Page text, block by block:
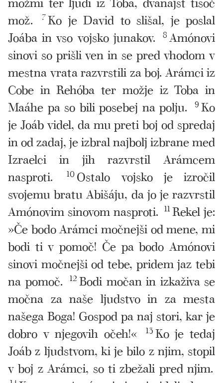
mož.
7Ko je David to slišal, je poslal
Joába in vso vojsko junakov.
8 Amónovi
sinovi so prišli ven in se pred vhodom v
mestna vrata razvrstili za boj. Arámci iz
Cobe in Rehóba ter možje iz Toba in
Maáhe pa so bili posebej na polju.
9 Ko
je Joáb videl, da mu preti boj od spredaj
in od zadaj, je izbral najbolj izbrane med
Izraelci in jih razvrstil Arámcem
nasproti.
10 Ostalo vojsko je izročil
svojemu bratu Abišáju, da jo je razvrstil
Amónovim sinovom nasproti. 11 Rekel je:
»Če bodo Arámci močnejši od mene, mi
bodi ti v pomoč! Če pa bodo Amónovi
sinovi močnejši od tebe, pridem jaz tebi
na pomoč.
12Bodi močan in izkaživa se
močna za naše ljudstvo in za mesta
našega Boga! Gospod pa naj stori, kar je
dobro v njegovih očeh!«
13 Ko je tedaj
Joáb z ljudstvom, ki je bilo z njim, stopil
v boj z Arámci, so ti zbežali pred njim.